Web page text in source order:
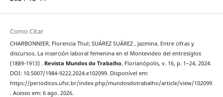
Como Citar
CHARBONNIER, Florencia Thul; SUÁREZ SUÁREZ , Jazmina. Entre cifras y
discursos. La inserción laboral femenina en el Montevideo del entresiglos
(1889-1913) . Revista Mundos do Trabalho, Florianópolis, v. 16, p. 1–24, 2024.
DOI: 10.5007/1984-9222.2024.e102099. Disponível em:
https://periodicos.ufsc.br/index.php/mundosdotrabalho/article/view/102099
. Acesso em: 6 ago. 2026.